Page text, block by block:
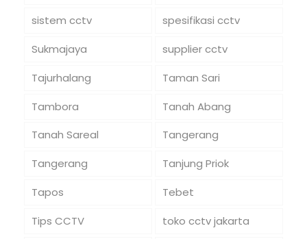
sistem cctv
spesifikasi cctv
Sukmajaya
supplier cctv
Tajurhalang
Taman Sari
Tambora
Tanah Abang
Tanah Sareal
Tangerang
Tangerang
Tanjung Priok
Tapos
Tebet
Tips CCTV
toko cctv jakarta